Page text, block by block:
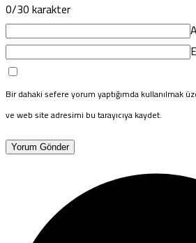
0/30 karakter
Bir dahaki sefere yorum yaptığımda kullanılmak
ve web site adresimi bu tarayıcıya kaydet.
Yorum Gönder